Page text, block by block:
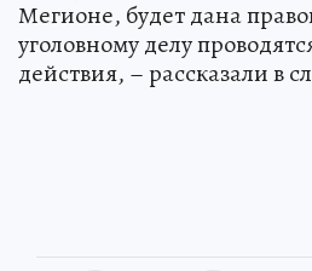
Мегионе, будет дана
уголовному делу
действия, – рассказали в